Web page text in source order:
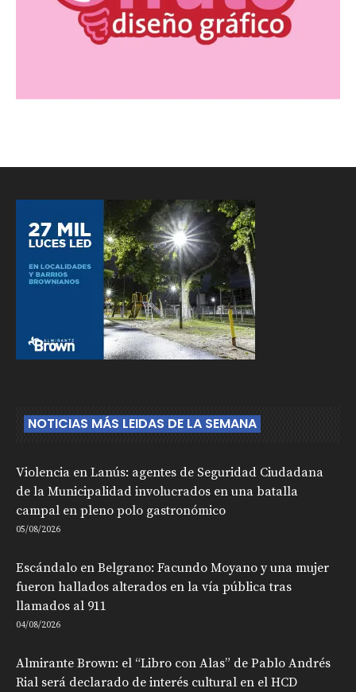
NOTICIAS MÁS LEIDAS DE LA SEMANA
Violencia en Lanús: agentes de Seguridad Ciudadana
de la Municipalidad involucrados en una batalla
campal en pleno polo gastronómico
05/08/2026
Escándalo en Belgrano: Facundo Moyano y una mujer
fueron hallados alterados en la vía pública tras
llamados al 911
04/08/2026
Almirante Brown: el “Libro con Alas” de Pablo Andrés
Rial será declarado de interés cultural en el HCD